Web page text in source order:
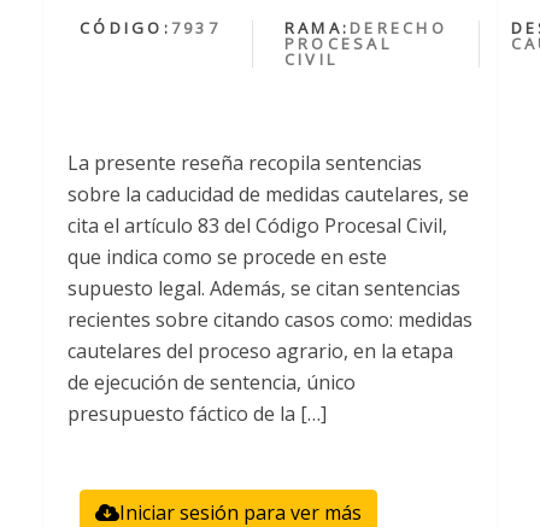
CÓDIGO: 7937 RAMA: DERECHO
PROCESAL
CIVIL
La presente reseña recopila sentencias
sobre la caducidad de medidas cautelares, se
cita el artículo 83 del Código Procesal Civil,
que indica como se procede en este
supuesto legal. Además, se citan sentencias
recientes sobre citando casos como: medidas
cautelares del proceso agrario, en la etapa
de ejecución de sentencia, único
presupuesto fáctico de la […]
Iniciar sesión para ver más